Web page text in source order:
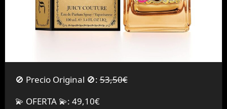
🚫 Precio Original 🚫:53,50€
💫 OFERTA 💫: 49,10€